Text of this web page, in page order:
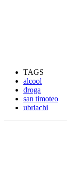
TAGS
alcool
droga
san timoteo
ubriachi